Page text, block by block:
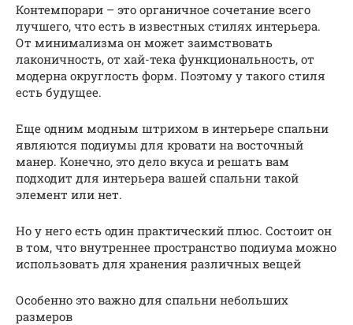
Контемпорари – это органичное сочетание всего
лучшего, что есть в известных стилях интерьера.
От минимализма он может заимствовать
лаконичность, от хай-тека функциональность, от
модерна округлость форм. Поэтому у такого стиля
есть будущее.
Еще одним модным штрихом в интерьере спальни
являются подиумы для кровати на восточный
манер. Конечно, это дело вкуса и решать вам
подходит для интерьера вашей спальни такой
элемент или нет.
Но у него есть один практический плюс. Состоит он
в том, что внутреннее пространство подиума можно
использовать для хранения различных вещей
Особенно это важно для спальни небольших
размеров